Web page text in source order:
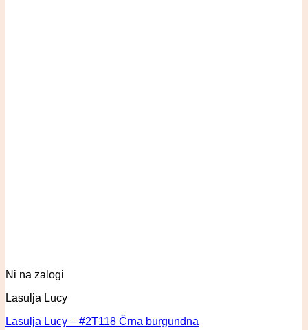
Ni na zalogi
Lasulja Lucy
Lasulja Lucy – #2T118 Črna burgundna